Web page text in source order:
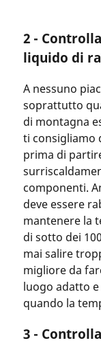
2 -
liquido di
A nessuno
soprattutto
di montagna
ti consigliamo
prima di
componenti.
deve essere
mantenere la
di sotto dei
mai salire
migliore da
luogo adatto
quando la
3 -